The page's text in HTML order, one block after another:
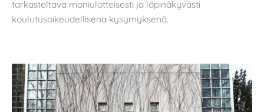
tarkasteltava moniulotteisesti ja läpinäkyvästi
koulutusoikeudellisena kysymyksenä.